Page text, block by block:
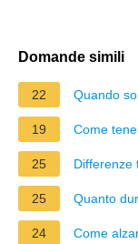
Domande simili
22 Quando
19 Come
25 Differenze
25 Quanto
24 Come